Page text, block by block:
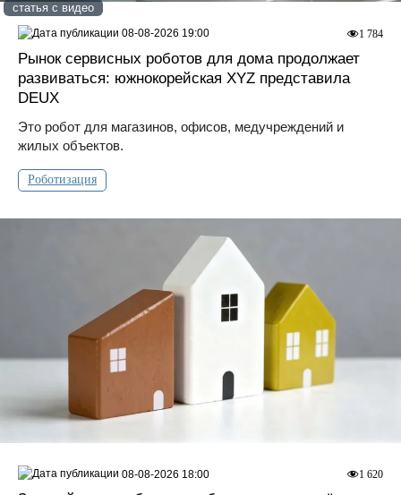
статья с видео
Рынок сервисных роботов для дома продолжает
развиваться: южнокорейская XYZ представила
DEUX
Это робот для магазинов, офисов, медучреждений и
жилых объектов.
Роботизация
1 784
08-08-2026 19:00
1 620
08-08-2026 18:00